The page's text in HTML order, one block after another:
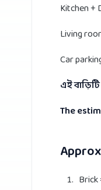
Kitchen +
Living
Car
এই
The
Brick